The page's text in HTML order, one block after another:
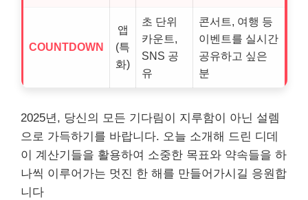
COUNTDOWN
앱
(특
화)
초 단위
카운트,
SNS 공
유
콘서트, 여행 등
이벤트를 실시간
공유하고 싶은
분
2025년, 당신의 모든 기다림이 지루함이 아닌 설렘
으로 가득하기를 바랍니다. 오늘 소개해 드린 디데
이 계산기들을 활용하여 소중한 목표와 약속들을 하
나씩 이루어가는 멋진 한 해를 만들어가시길 응원합
니다